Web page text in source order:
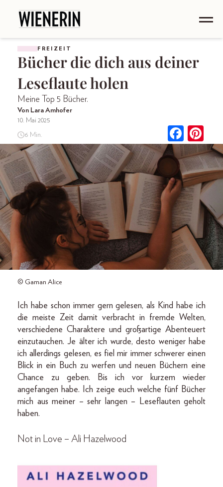
FREIZEIT
Bücher die dich aus deiner
Leseflaute holen
Meine Top 5 Bücher.
Von Lara Amhofer
10. Mai 2025
6 Min.
© Gaman Alice
Ich habe schon immer gern gelesen, als Kind habe ich
die meiste Zeit damit verbracht in fremde Welten,
verschiedene Charaktere und großartige Abenteuert
einzutauchen. Je älter ich wurde, desto weniger habe
ich allerdings gelesen, es fiel mir immer schwerer einen
Blick in ein Buch zu werfen und neuen Büchern eine
Chance zu geben. Bis ich vor kurzem wieder
angefangen habe. Ich zeige euch welche fünf Bücher
mich aus meiner – sehr langen – Leseflauten geholt
haben.
Not in Love – Ali Hazelwood